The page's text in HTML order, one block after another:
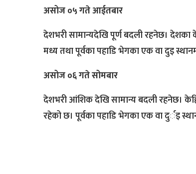
असोज ०५ गते आईतबार
देशभरी सामान्यदेखि पूर्ण बदली रहनेछ। देशका
मध्य तथा पूर्वका पहाडि भेगका एक वा दुइ
असोज ०६ गते सोमबार
देशभरी आंशिक देखि सामान्य बदली रहनेछ।
रहेको छ। पूर्वका पहाडि भेगका एक वा दुर्इ